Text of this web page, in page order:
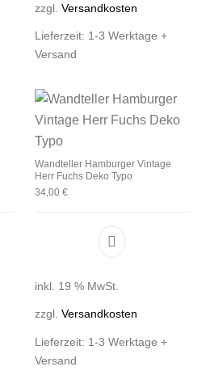
zzgl. Versandkosten
Lieferzeit: 1-3 Werktage +
Versand
Wandteller Hamburger Vintage
Herr Fuchs Deko Typo
34,00 €
inkl. 19 % MwSt.
zzgl. Versandkosten
Lieferzeit: 1-3 Werktage +
Versand